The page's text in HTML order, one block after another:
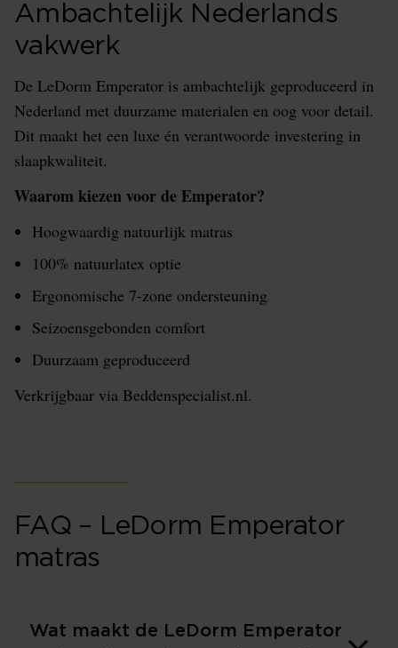
Ambachtelijk Nederlands
vakwerk
De LeDorm Emperator is ambachtelijk geproduceerd in
Nederland met duurzame materialen en oog voor detail.
Dit maakt het een luxe én verantwoorde investering in
slaapkwaliteit.
Waarom kiezen voor de Emperator?
Hoogwaardig natuurlijk matras
100% natuurlatex optie
Ergonomische 7-zone ondersteuning
Seizoensgebonden comfort
Duurzaam geproduceerd
Verkrijgbaar via Beddenspecialist.nl.
FAQ – LeDorm Emperator
matras
Wat maakt de LeDorm Emperator